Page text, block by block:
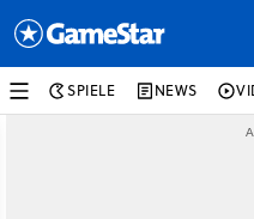
SPIELE NEWS